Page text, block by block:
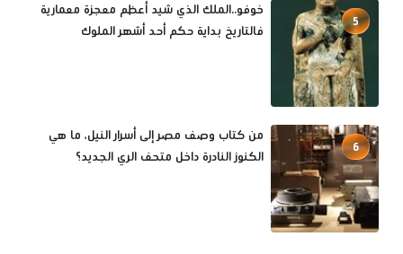
5
خوفو..الملك الذي شيد أعظم معجزة معمارية
فالتاريخ بداية حكم أحد أشهر الملوك
6
من كتاب وصف مصر إلى أسرار النيل، ما هي
الكنوز النادرة داخل متحف الري الجديد؟